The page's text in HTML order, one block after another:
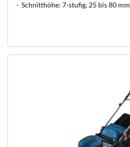
Schnitthöhe: 7-stufig, 25 bis 80 mm